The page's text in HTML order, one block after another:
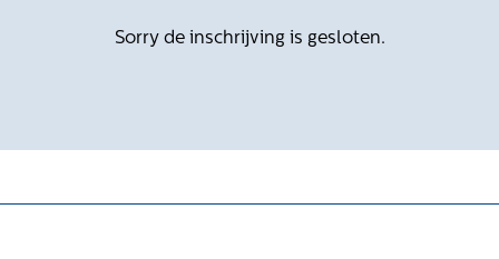
Sorry de inschrijving is gesloten.